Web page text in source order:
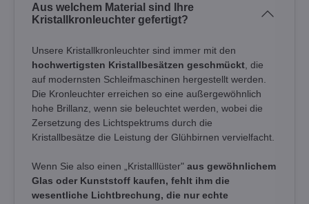
Aus welchem Material sind Ihre
Kristallkronleuchter gefertigt?
Unsere Kristallkronleuchter sind immer mit den
hochwertigsten Kristallbesätzen geschmückt , die
auf modernsten Schleifmaschinen hergestellt werden.
Die Kronleuchter erreichen so eine außergewöhnlich
hohe Brillanz, wenn sie beleuchtet werden, wobei die
Zersetzung des Lichtspektrums durch die
Kristallbesätze die Leistung der Glühbirnen vervielfacht.
Wenn Sie also einen „Kristalllüster" aus gewöhnlichem
Glas oder Kunststoff kaufen, fehlt ihm die
wesentliche Lichtbrechung, die nur echte